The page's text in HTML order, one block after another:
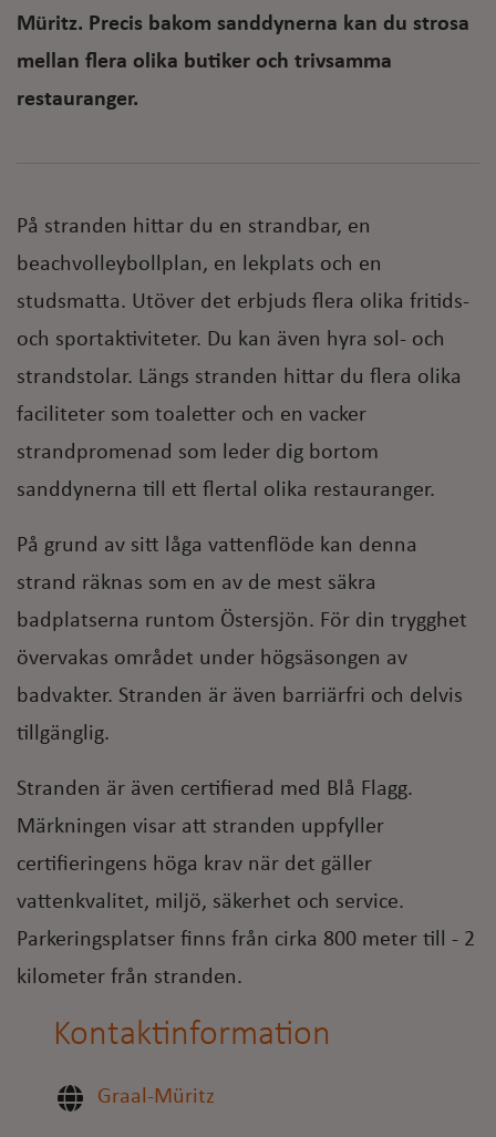
Müritz. Precis bakom sanddynerna kan du strosa
mellan flera olika butiker och trivsamma
restauranger.
På stranden hittar du en strandbar, en
beachvolleybollplan, en lekplats och en
studsmatta. Utöver det erbjuds flera olika fritids-
och sportaktiviteter. Du kan även hyra sol- och
strandstolar. Längs stranden hittar du flera olika
faciliteter som toaletter och en vacker
strandpromenad som leder dig bortom
sanddynerna till ett flertal olika restauranger.
På grund av sitt låga vattenflöde kan denna
strand räknas som en av de mest säkra
badplatserna runtom Östersjön. För din trygghet
övervakas området under högsäsongen av
badvakter. Stranden är även barriärfri och delvis
tillgänglig.
Stranden är även certifierad med Blå Flagg.
Märkningen visar att stranden uppfyller
certifieringens höga krav när det gäller
vattenkvalitet, miljö, säkerhet och service.
Parkeringsplatser finns från cirka 800 meter till - 2
kilometer från stranden.
Kontaktinformation
Graal-Müritz